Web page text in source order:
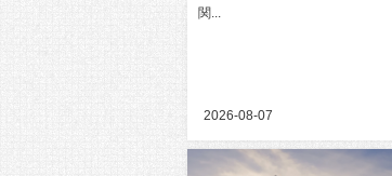
関...
2026-08-07